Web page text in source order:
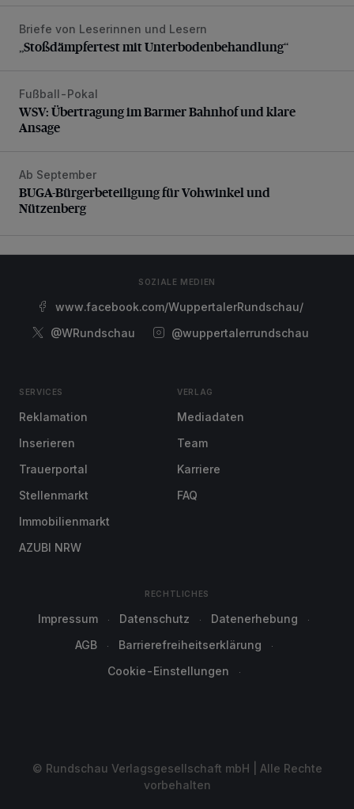
„Stoßdämpfertest mit Unterbodenbehandlung“
Briefe von Leserinnen und Lesern
„Stoßdämpfertest mit Unterbodenbehandlung“
WSV: Übertragung im Barmer Bahnhof und klare Ansage
Fußball-Pokal
WSV: Übertragung im Barmer Bahnhof und klare
Ansage
BUGA-Bürgerbeteiligung für Vohwinkel und Nützenberg
Ab September
BUGA-Bürgerbeteiligung für Vohwinkel und
Nützenberg
SOZIALE MEDIEN
www.facebook.com/WuppertalerRundschau/
@WRundschau
@wuppertalerrundschau
SERVICES
Reklamation
Inserieren
Trauerportal
Stellenmarkt
Immobilienmarkt
AZUBI NRW
VERLAG
Mediadaten
Team
Karriere
FAQ
RECHTLICHES
Impressum Datenschutz
Datenerhebung
AGB
Barrierefreiheitserklärung
Cookie-Einstellungen
© Rundschau Verlagsgesellschaft mbH | Alle Rechte
vorbehalten